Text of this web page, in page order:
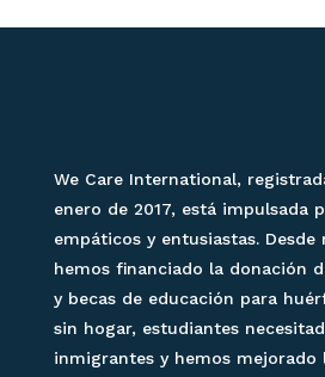
We Care International,
enero de 2017, está impulsada
empáticos y entusiastas. Desde
hemos financiado la donación
y becas de educación para
sin hogar, estudiantes
inmigrantes y hemos mejorado